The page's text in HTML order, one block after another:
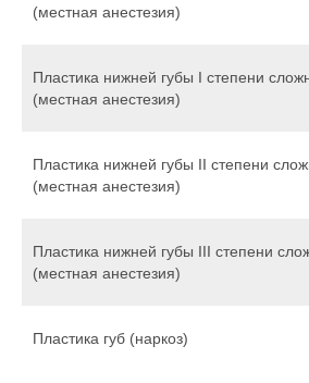
(местная анестезия)
Пластика нижней губы I степени
(местная анестезия)
Пластика нижней губы II степени
(местная анестезия)
Пластика нижней губы III степени
(местная анестезия)
Пластика губ (наркоз)